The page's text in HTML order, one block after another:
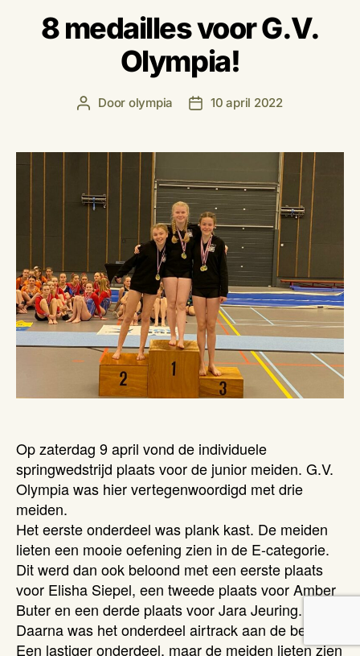
8 medailles voor G.V.
Olympia!
Berichtauteur
Door olympia Berichtdatum
10 april 2022
Op zaterdag 9 april vond de individuele
springwedstrijd plaats voor de junior meiden. G.V.
Olympia was hier vertegenwoordigd met drie
meiden.
Het eerste onderdeel was plank kast. De meiden
lieten een mooie oefening zien in de E-categorie.
Dit werd dan ook beloond met een eerste plaats
voor Elisha Siepel, een tweede plaats voor Amber
Buter en een derde plaats voor Jara Jeuring.
Daarna was het onderdeel airtrack aan de beurt.
Een lastiger onderdeel, maar de meiden lieten zien